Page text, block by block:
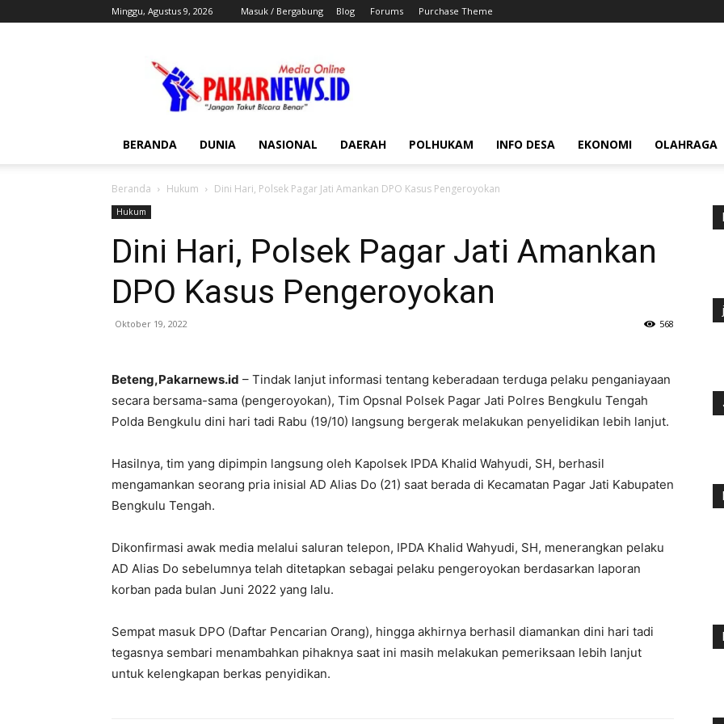
Minggu, Agustus 9, 2026 Masuk / Bergabung Blog Forums Purchase Theme
BERANDA DUNIA NASIONAL DAERAH POLHUKAM INFO DESA EKONOMI OLAHRAGA
Beranda Hukum Dini Hari, Polsek Pagar Jati Amankan DPO Kasus Pengeroyokan
Hukum
Dini Hari, Polsek Pagar Jati Amankan
DPO Kasus Pengeroyokan
Oktober 19, 2022 568
Beteng,Pakarnews.id – Tindak lanjut informasi tentang keberadaan terduga pelaku penganiayaan
secara bersama-sama (pengeroyokan), Tim Opsnal Polsek Pagar Jati Polres Bengkulu Tengah
Polda Bengkulu dini hari tadi Rabu (19/10) langsung bergerak melakukan penyelidikan lebih lanjut.
Hasilnya, tim yang dipimpin langsung oleh Kapolsek IPDA Khalid Wahyudi, SH, berhasil
mengamankan seorang pria inisial AD Alias Do (21) saat berada di Kecamatan Pagar Jati Kabupaten
Bengkulu Tengah.
Dikonfirmasi awak media melalui saluran telepon, IPDA Khalid Wahyudi, SH, menerangkan pelaku
AD Alias Do sebelumnya telah ditetapkan sebagai pelaku pengeroyokan berdasarkan laporan
korban pada bulan Juni 2022 yang lalu.
Sempat masuk DPO (Daftar Pencarian Orang), hingga akhirnya berhasil diamankan dini hari tadi
tegasnya sembari menambahkan pihaknya saat ini masih melakukan pemeriksaan lebih lanjut
untuk kelengkapan berkas penyidikan.